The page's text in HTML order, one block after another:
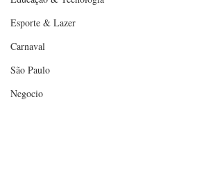
Esporte & Lazer
Carnaval
São Paulo
Negocio